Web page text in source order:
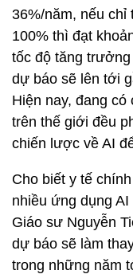
36%/năm, nếu chỉ
100% thì đạt
tốc độ tăng
dự báo sẽ lên tới
Hiện nay, đang
trên thế giới đều
chiến lược về AI
Cho biết y tế
nhiều ứng dụng
Giáo sư Nguyễn
dự báo sẽ làm
trong những năm